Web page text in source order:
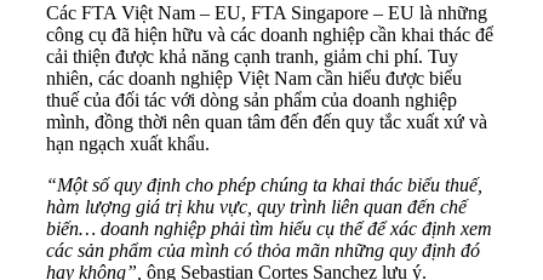
Các FTA Việt Nam – EU, FTA Singapore – EU là những
công cụ đã hiện hữu và các doanh nghiệp cần khai thác để
cải thiện được khả năng cạnh tranh, giảm chi phí. Tuy
nhiên, các doanh nghiệp Việt Nam cần hiểu được biểu
thuế của đối tác với dòng sản phẩm của doanh nghiệp
mình, đồng thời nên quan tâm đến đến quy tắc xuất xứ và
hạn ngạch xuất khẩu.
“Một số quy định cho phép chúng ta khai thác biểu thuế,
hàm lượng giá trị khu vực, quy trình liên quan đến chế
biến… doanh nghiệp phải tìm hiểu cụ thể để xác định xem
các sản phẩm của mình có thỏa mãn những quy định đó
hay không”, ông Sebastian Cortes Sanchez lưu ý.